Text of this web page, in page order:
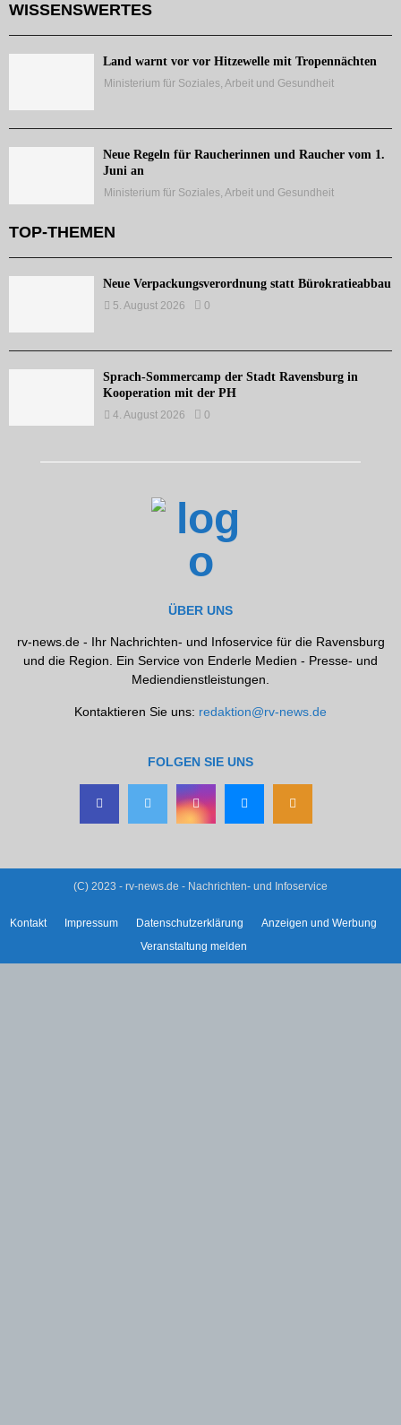
WISSENSWERTES
Land warnt vor vor Hitzewelle mit Tropennächten
Ministerium für Soziales, Arbeit und Gesundheit
Neue Regeln für Raucherinnen und Raucher vom 1.
Juni an
Ministerium für Soziales, Arbeit und Gesundheit
TOP-THEMEN
Neue Verpackungsverordnung statt Bürokratieabbau
5. August 2026 0
Sprach-Sommercamp der Stadt Ravensburg in
Kooperation mit der PH
4. August 2026 0
ÜBER UNS
rv-news.de - Ihr Nachrichten- und Infoservice für die Ravensburg
und die Region. Ein Service von Enderle Medien - Presse- und
Mediendienstleistungen.
Kontaktieren Sie uns: redaktion@rv-news.de
FOLGEN SIE UNS
(C) 2023 - rv-news.de - Nachrichten- und Infoservice
Kontakt Impressum Datenschutzerklärung
Anzeigen und Werbung
Veranstaltung melden